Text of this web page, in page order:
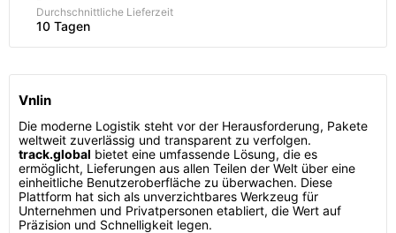
Durchschnittliche Lieferzeit
10 Tagen
Vnlin
Die moderne Logistik steht vor der Herausforderung, Pakete
weltweit zuverlässig und transparent zu verfolgen.
track.global bietet eine umfassende Lösung, die es
ermöglicht, Lieferungen aus allen Teilen der Welt über eine
einheitliche Benutzeroberfläche zu überwachen. Diese
Plattform hat sich als unverzichtbares Werkzeug für
Unternehmen und Privatpersonen etabliert, die Wert auf
Präzision und Schnelligkeit legen.